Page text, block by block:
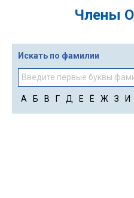
Члены
Искать по фамилии
А Б В Г Д Е Ё Ж З И